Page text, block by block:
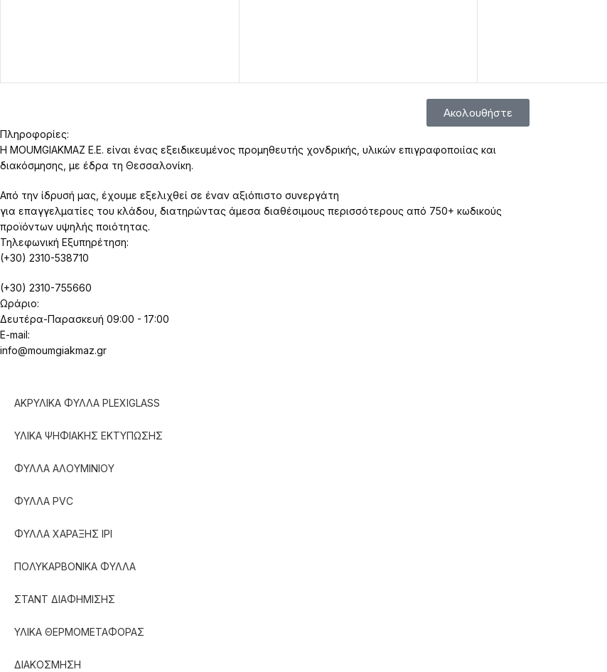
Ακολουθήστε
Πληροφορίες:
Η MOUMGIAKMAZ E.E. είναι ένας εξειδικευμένος προμηθευτής χονδρικής, υλικών επιγραφοποιίας και
διακόσμησης, με έδρα τη Θεσσαλονίκη.
Από την ίδρυσή μας, έχουμε εξελιχθεί σε έναν αξιόπιστο συνεργάτη
για επαγγελματίες του κλάδου, διατηρώντας άμεσα διαθέσιμους περισσότερους από 750+ κωδικούς
προϊόντων υψηλής ποιότητας.
Τηλεφωνική Εξυπηρέτηση:
(+30) 2310-538710
(+30) 2310-755660
Ωράριο:
Δευτέρα-Παρασκευή 09:00 - 17:00
E-mail:
info@moumgiakmaz.gr
ΑΚΡΥΛΙΚΑ ΦΥΛΛΑ PLEXIGLASS
ΥΛΙΚΑ ΨΗΦΙΑΚΗΣ ΕΚΤΥΠΩΣΗΣ
ΦΥΛΛΑ ΑΛΟΥΜΙΝΙΟΥ
ΦΥΛΛΑ PVC
ΦΥΛΛΑ ΧΑΡΑΞΗΣ IPI
ΠΟΛΥΚΑΡΒΟΝΙΚΑ ΦΥΛΛΑ
ΣΤΑΝΤ ΔΙΑΦΗΜΙΣΗΣ
ΥΛΙΚΑ ΘΕΡΜΟΜΕΤΑΦΟΡΑΣ
ΔΙΑΚΟΣΜΗΣΗ